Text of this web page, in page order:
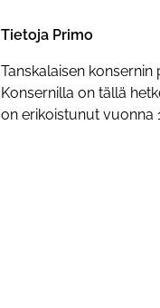
Tietoja Primo
Tanskalaisen
Konsernilla on tällä
on erikoistunut vuonna